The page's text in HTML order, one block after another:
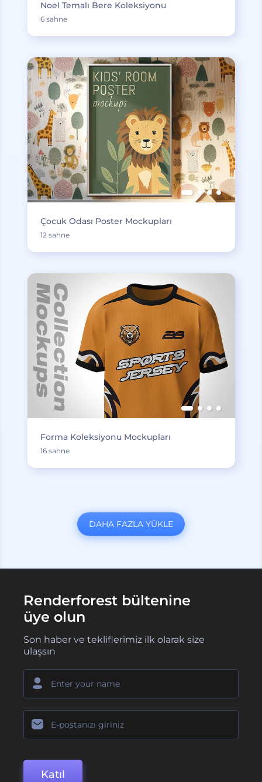
Noel Temalı Bere Koleksiyonu
6 sahne
Çocuk Odası Poster Mockupları
12 sahne
Forma Koleksiyonu Mockupları
16 sahne
DAHA FAZLA YÜKLE
Renderforest bültenine
üye olun
Son haber ve tekliflerimiz ilk olarak size
ulaşsın
Katıl